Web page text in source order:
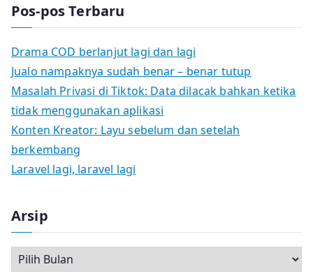
Pos-pos Terbaru
Drama COD berlanjut lagi dan lagi
Jualo nampaknya sudah benar – benar tutup
Masalah Privasi di Tiktok: Data dilacak bahkan ketika
tidak menggunakan aplikasi
Konten Kreator: Layu sebelum dan setelah
berkembang
Laravel lagi, laravel lagi
Arsip